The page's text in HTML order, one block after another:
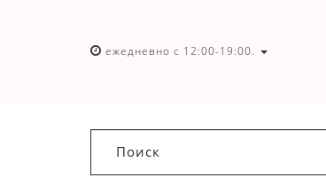
ежедневно с 12:00-19:00.